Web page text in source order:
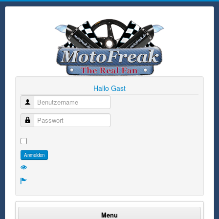
Hallo Gast
Benutzername
Passwort
Anmelden
Menu